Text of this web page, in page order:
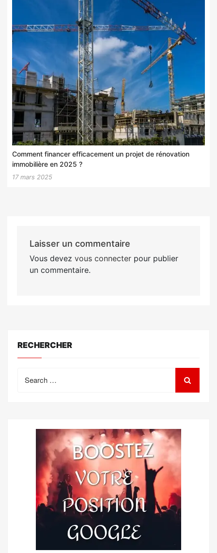
Comment financer efficacement un projet de rénovation
immobilière en 2025 ?
17 mars 2025
Laisser un commentaire
Vous devez vous connecterpour publier
un commentaire.
RECHERCHER
for: